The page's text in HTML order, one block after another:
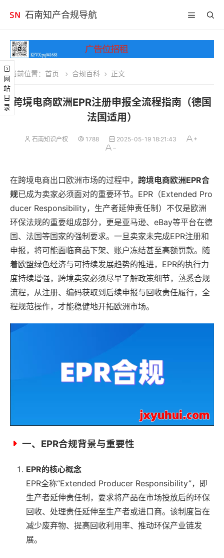
石南知产合规导航
网站目录
当前位置： 首页 合规百科 正文
跨境电商欧洲EPR注册申报全流程指南（德国
法国适用）
石南知识产权 1788 2025-05-19 18:21:43
在跨境电商出口欧洲市场的过程中， 跨境电商欧洲EPR合
规已成为卖家必须面对的重要环节。EPR（Extended Pro
ducer Responsibility，生产者延伸责任制）不仅是欧洲
环保法规的重要组成部分，更是亚马逊、eBay等平台在德
国、法国等国家的强制要求。一旦卖家未完成EPR注册和
申报，将可能面临商品下架、账户冻结甚至高额罚款。随
着欧盟绿色经济与可持续发展趋势的推进，EPR的执行力
度持续增强，跨境卖家必须尽早了解政策细节，熟悉合规
流程，从注册、编码获取到后续申报与回收责任履行，全
程规范操作，才能稳健地开拓欧洲市场。
一、EPR合规背景与重要性
EPR的核心概念
EPR全称“Extended Producer Responsibility”，即
生产者延伸责任制，要求将产品在市场投放后的环保
回收、处理责任延伸至生产者或进口商。该制度旨在
减少废弃物、提高回收利用率、推动环保产业链发
展。